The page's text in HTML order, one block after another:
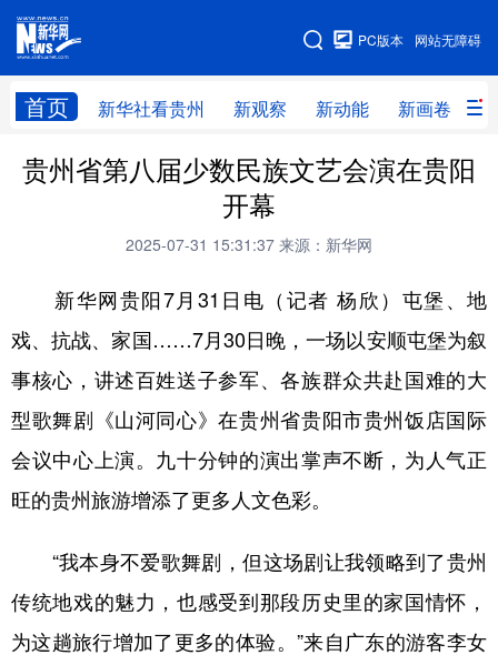
网站无障碍
PC版本
首页 新华社看贵州 新观察 新动能 新画卷
网站地图
新华社看贵州 新观察 新动能 新画卷
直播
畅游贵州 数字贵州 律动贵州 健康贵州
光影贵州 部门之窗 县区直达 企业速递
六盘水 毕节 铜仁 黔东南
黔南 黔西南
地方频道
北京 天津 河北 山西
贵州省第八届少数民族文艺会演在贵阳
开幕
2025-07-31 15:31:37 来源：新华网
新华网贵阳7月31日电（记者 杨欣）屯堡、地
戏、抗战、家国……7月30日晚，一场以安顺屯堡为叙
事核心，讲述百姓送子参军、各族群众共赴国难的大
型歌舞剧《山河同心》在贵州省贵阳市贵州饭店国际
会议中心上演。九十分钟的演出掌声不断，为人气正
旺的贵州旅游增添了更多人文色彩。
“我本身不爱歌舞剧，但这场剧让我领略到了贵州
传统地戏的魅力，也感受到那段历史里的家国情怀，
为这趟旅行增加了更多的体验。”来自广东的游客李女